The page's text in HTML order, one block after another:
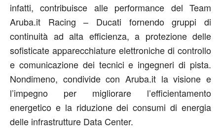
infatti, contribuisce alle performance del Team
Aruba.it Racing – Ducati fornendo gruppi di
continuità ad alta efficienza, a protezione delle
sofisticate apparecchiature elettroniche di controllo
e comunicazione dei tecnici e ingegneri di pista.
Nondimeno, condivide con Aruba.it la visione e
l’impegno per migliorare l’efficientamento
energetico e la riduzione dei consumi di energia
delle infrastrutture Data Center.